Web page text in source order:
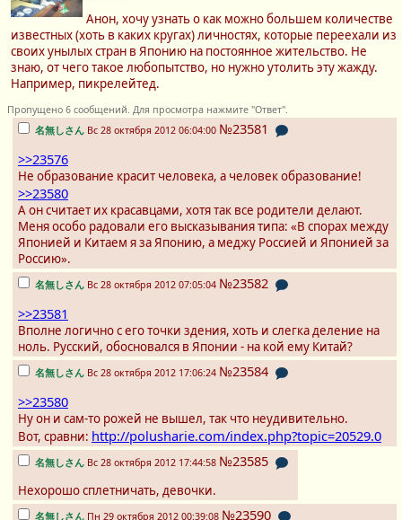
Анон, хочу узнать о как можно большем количестве
известных (хоть в каких кругах) личностях, которые переехали из
своих унылых стран в Японию на постоянное жительство. Не
знаю, от чего такое любопытство, но нужно утолить эту жажду.
Например, пикрелейтед.
Пропущено 6 сообщений. Для просмотра нажмите "Ответ".
名無しさん Вс 28 октября 2012 06:04:00 №23581
>>23576
Не образование красит человека, а человек образование!
>>23580
А он считает их красавцами, хотя так все родители делают.
Меня особо радовали его высказывания типа: «В спорах между
Японией и Китаем я за Японию, а меджу Россией и Японией за
Россию».
名無しさん Вс 28 октября 2012 07:05:04 №23582
>>23581
Вполне логично с его точки здения, хоть и слегка деление на
ноль. Русский, обосновался в Японии - на кой ему Китай?
名無しさん Вс 28 октября 2012 17:06:24 №23584
>>23580
Ну он и сам-то рожей не вышел, так что неудивительно.
Вот, сравни: http://polusharie.com/index.php?topic=20529.0
名無しさん Вс 28 октября 2012 17:44:58 №23585
Нехорошо сплетничать, девочки.
名無しさん Пн 29 октября 2012 00:39:08 №23590